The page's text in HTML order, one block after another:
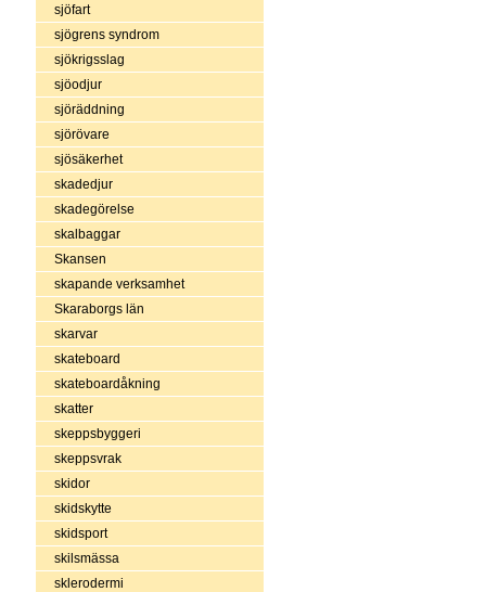
sjöfart
sjögrens syndrom
sjökrigsslag
sjöodjur
sjöräddning
sjörövare
sjösäkerhet
skadedjur
skadegörelse
skalbaggar
Skansen
skapande verksamhet
Skaraborgs län
skarvar
skateboard
skateboardåkning
skatter
skeppsbyggeri
skeppsvrak
skidor
skidskytte
skidsport
skilsmässa
sklerodermi